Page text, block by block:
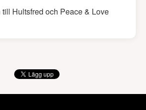
till Hultsfred och Peace & Love